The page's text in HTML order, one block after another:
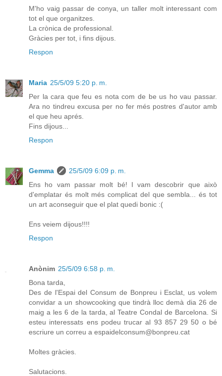
M'ho vaig passar de conya, un taller molt interessant com
tot el que organitzes.
La crònica de professional.
Gràcies per tot, i fins dijous.
Respon
Maria 25/5/09 5:20 p. m.
Per la cara que feu es nota com de be us ho vau passar.
Ara no tindreu excusa per no fer més postres d'autor amb
el que heu aprés.
Fins dijous...
Respon
Gemma
25/5/09 6:09 p. m.
Ens ho vam passar molt bé! I vam descobrir que això
d'emplatar és molt més complicat del que sembla... és tot
un art aconseguir que el plat quedi bonic :(
Ens veiem dijous!!!!
Respon
Anònim 25/5/09 6:58 p. m.
Bona tarda,
Des de l'Espai del Consum de Bonpreu i Esclat, us volem
convidar a un showcooking que tindrà lloc demà dia 26 de
maig a les 6 de la tarda, al Teatre Condal de Barcelona. Si
esteu interessats ens podeu trucar al 93 857 29 50 o bé
escriure un correu a espaidelconsum@bonpreu.cat
Moltes gràcies.
Salutacions.